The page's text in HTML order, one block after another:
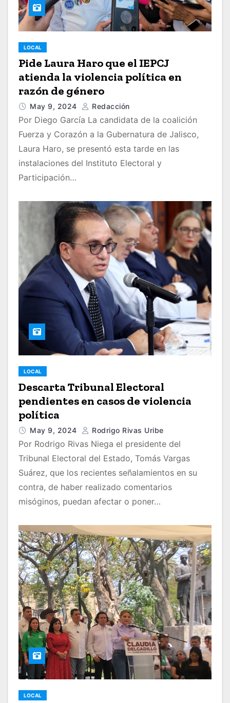
LOCAL
Pide Laura Haro que el IEPCJ
atienda la violencia política en
razón de género
May 9, 2024 Redacción
Por Diego García La candidata de la coalición
Fuerza y Corazón a la Gubernatura de Jalisco,
Laura Haro, se presentó esta tarde en las
instalaciones del Instituto Electoral y
Participación…
LOCAL
Descarta Tribunal Electoral
pendientes en casos de violencia
política
May 9, 2024 Rodrigo Rivas Uribe
Por Rodrigo Rivas Niega el presidente del
Tribunal Electoral del Estado, Tomás Vargas
Suárez, que los recientes señalamientos en su
contra, de haber realizado comentarios
misóginos, puedan afectar o poner…
LOCAL